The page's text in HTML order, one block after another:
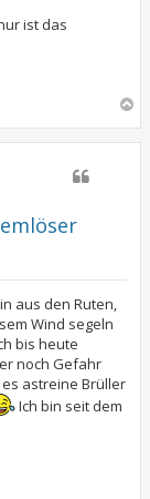
ist das
c
aus den Ruten,
Wind segeln
bis heute
noch Gefahr
astreine Brüller
Ich bin seit dem